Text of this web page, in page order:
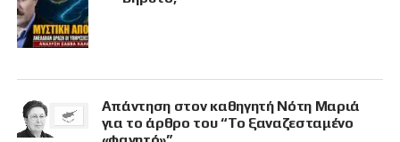
Απάντηση στον καθηγητή Νότη Μαριά
για το άρθρο του “Το ξαναζεσταμένο